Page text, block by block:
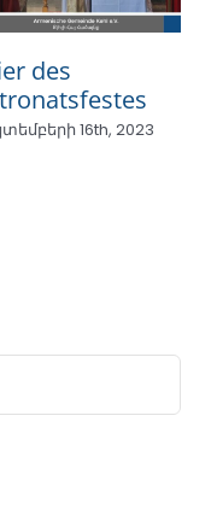
des
16th, 2023